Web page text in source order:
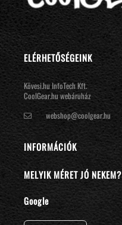
ELÉRHETŐSÉGEINK
Kövesi.hu InfoTech Kft.
CoolGear.hu webáruház
webshop@coolgear.hu
INFORMÁCIÓK
MELYIK MÉRET JÓ NEKEM?
Google